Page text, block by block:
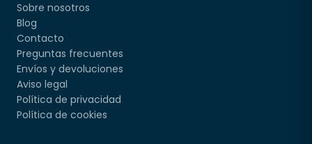
Sobre nosotros
Blog
Contacto
Preguntas frecuentes
Envíos y devoluciones
Aviso legal
Política de privacidad
Política de cookies